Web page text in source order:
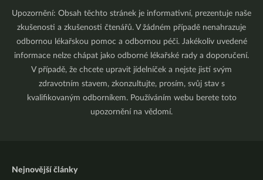
Upozornění: Obsah těchto stránek je informativní, prezentuje naše
zkušenosti a zkušenosti čtenářů. V žádném případě nenahrazuje
odbornou lékařskou pomoc a odbornou péči. Jakékoliv uvedené
informace nelze chápat jako odborné lékařské rady a doporučení.
V případě, že chcete upravit jídelníček a nejste jistí svým
zdravotním stavem, zkonzultujte, prosím, svůj stav s
kvalifikovaným odborníkem. Používáním webu berete toto
upozornění na vědomí.
Nejnovější články